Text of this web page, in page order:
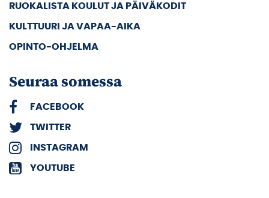
RUOKALISTA KOULUT JA PÄIVÄKODIT
KULTTUURI JA VAPAA-AIKA
OPINTO-OHJELMA
Seuraa somessa
FACEBOOK
TWITTER
INSTAGRAM
YOUTUBE